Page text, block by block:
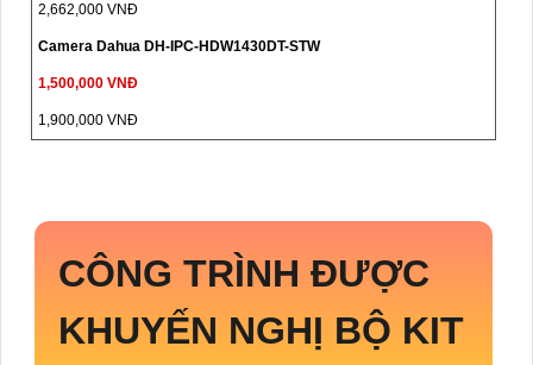
2,662,000 VNĐ
Camera Dahua DH-IPC-HDW1430DT-STW
1,500,000 VNĐ
1,900,000 VNĐ
CÔNG TRÌNH ĐƯỢC
KHUYẾN NGHỊ BỘ KIT